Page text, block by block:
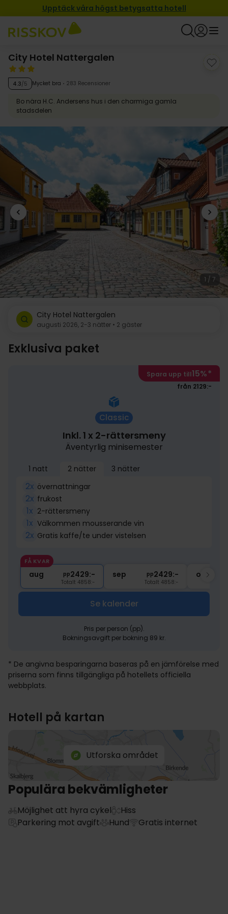
Upptäck våra högst betygsatta hotell
City Hotel Nattergalen
4.3/5 Mycket bra 283 Recensioner
Bo nära H.C. Andersens hus i den charmiga gamla
stadsdelen
1 / 7
City Hotel Nattergalen
augusti 2026, 2-3 nätter • 2 gäster
Exklusiva paket
Spara upp till15%*
från 2129:-
Classic
Inkl. 1 x 2-rättersmeny
Äventyrlig minisemester
1 natt 2 nätter 3 nätter
2x övernattningar
2x frukost
1x 2-rättersmeny
1x Välkommen mousserande vin
2x Gratis kaffe/te under vistelsen
FÅ KVAR
aug pp2429:-
Totalt 4858:-
sep pp2429:-
Totalt 4858:-
okt
Se kalender
Pris per person (pp).
Bokningsavgift per bokning 89 kr.
* De angivna besparingarna baseras på en jämförelse med
priserna som finns tillgängliga på hotellets officiella
webbplats.
Hotell på kartan
Utforska området
Populära bekvämligheter
Möjlighet att hyra cykel
Hiss
Parkering mot avgift
Hund Gratis internet